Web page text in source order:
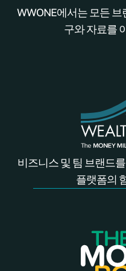
WWONE에서는 모든 브
구와 자료를
비즈니스 및 팀 브랜드
플랫폼의